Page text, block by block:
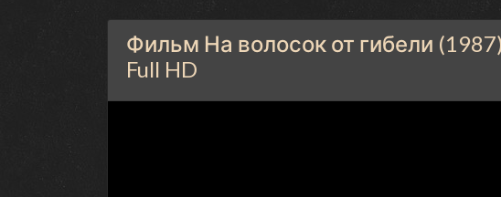
Фильм На волосок от гибели
Full HD